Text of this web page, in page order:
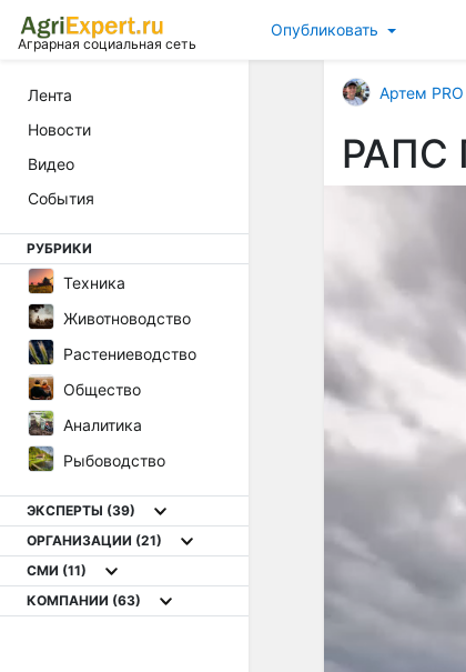
Аграрная социальная сеть
Опубликовать
Лента
Новости
Видео
События
РУБРИКИ
Техника
Животноводство
Растениеводство
Общество
Аналитика
Рыбоводство
ЭКСПЕРТЫ (39)
ОРГАНИЗАЦИИ (21)
СМИ (11)
КОМПАНИИ (63)
Артем PRO
РАПС